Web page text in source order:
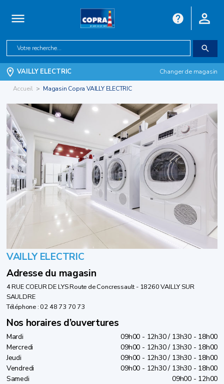
VAILLY ELECTRIC Changer de magasin
Accueil Magasin Copra VAILLY ELECTRIC
VAILLY ELECTRIC
Adresse du magasin
4 RUE COEUR DE LYS Route de Concressault - 18260 VAILLY SUR
SAULDRE
Téléphone : 02 48 73 70 73
Nos horaires d’ouvertures
Mardi
09h00 - 12h30 / 13h30 - 18h00
Mercredi
09h00 - 12h30 / 13h30 - 18h00
Jeudi
09h00 - 12h30 / 13h30 - 18h00
Vendredi
09h00 - 12h30 / 13h30 - 18h00
Samedi
09h00 - 12h00